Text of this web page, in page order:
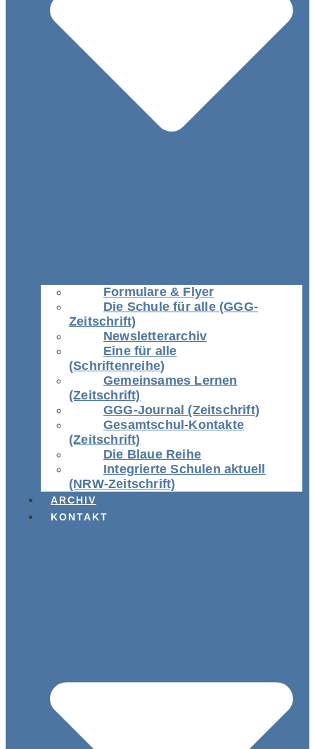
Formulare & Flyer
Die Schule für alle (GGG-
Zeitschrift)
Newsletterarchiv
Eine für alle
(Schriftenreihe)
Gemeinsames Lernen
(Zeitschrift)
GGG-Journal (Zeitschrift)
Gesamtschul-Kontakte
(Zeitschrift)
Die Blaue Reihe
Integrierte Schulen aktuell
(NRW-Zeitschrift)
ARCHIV
KONTAKT